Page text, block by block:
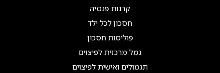
קרנות פנסיה
חסכון לכל ילד
פוליסות חסכון
גמל מרכזית לפיצוים
תגמולים ואישית לפיצוים